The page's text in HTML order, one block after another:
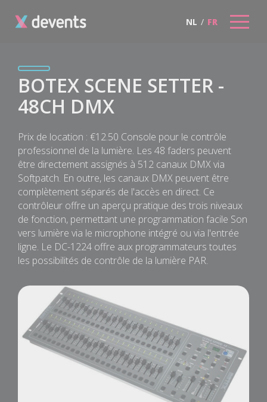
NL / FR
BOTEX SCENE SETTER -
48CH DMX
Prix de location : €12.50 Console pour le contrôle
professionnel de la lumière. Les 48 faders peuvent
être directement assignés à 512 canaux DMX via
Softpatch. En outre, les canaux DMX peuvent être
complètement séparés de l'accès en direct. Ce
contrôleur offre un aperçu pratique des trois niveaux
de fonction, permettant une programmation facile Son
vers lumière via le microphone intégré ou via l'entrée
ligne. Le DC-1224 offre aux programmateurs toutes
les possibilités de contrôle de la lumière PAR.